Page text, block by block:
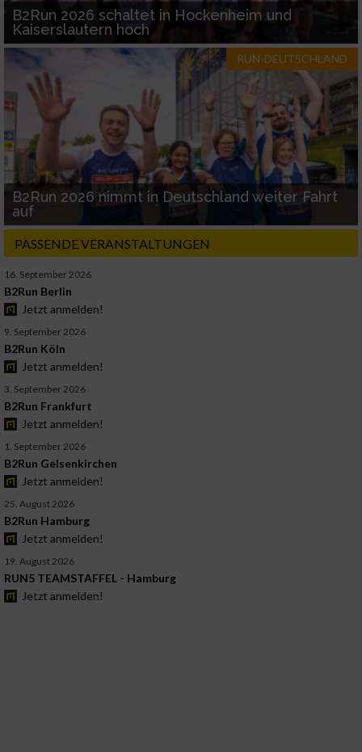
B2Run 2026 schaltet in Hockenheim und
Kaiserslautern hoch
RUN-DEUTSCHLAND
B2Run 2026 nimmt in Deutschland weiter Fahrt
auf
PASSENDE VERANSTALTUNGEN
16. September 2026
B2Run Berlin
Jetzt anmelden!
9. September 2026
B2Run Köln
Jetzt anmelden!
3. September 2026
B2Run Frankfurt
Jetzt anmelden!
1. September 2026
B2Run Gelsenkirchen
Jetzt anmelden!
25. August 2026
B2Run Hamburg
Jetzt anmelden!
19. August 2026
RUN5 TEAMSTAFFEL - Hamburg
Jetzt anmelden!